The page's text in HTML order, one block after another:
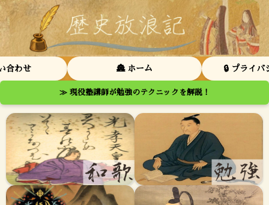
合わせ 🏯 ホーム 🔒 プライバ
≫ 現役塾講師が勉強のテクニックを解説！